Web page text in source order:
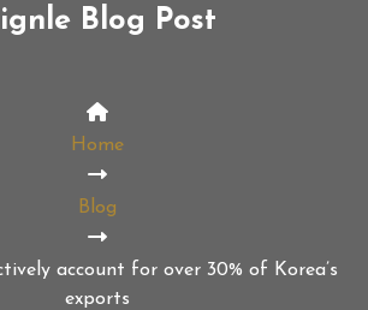
Blog Post
Home
Blog
account for over 30% of Korea’s
exports